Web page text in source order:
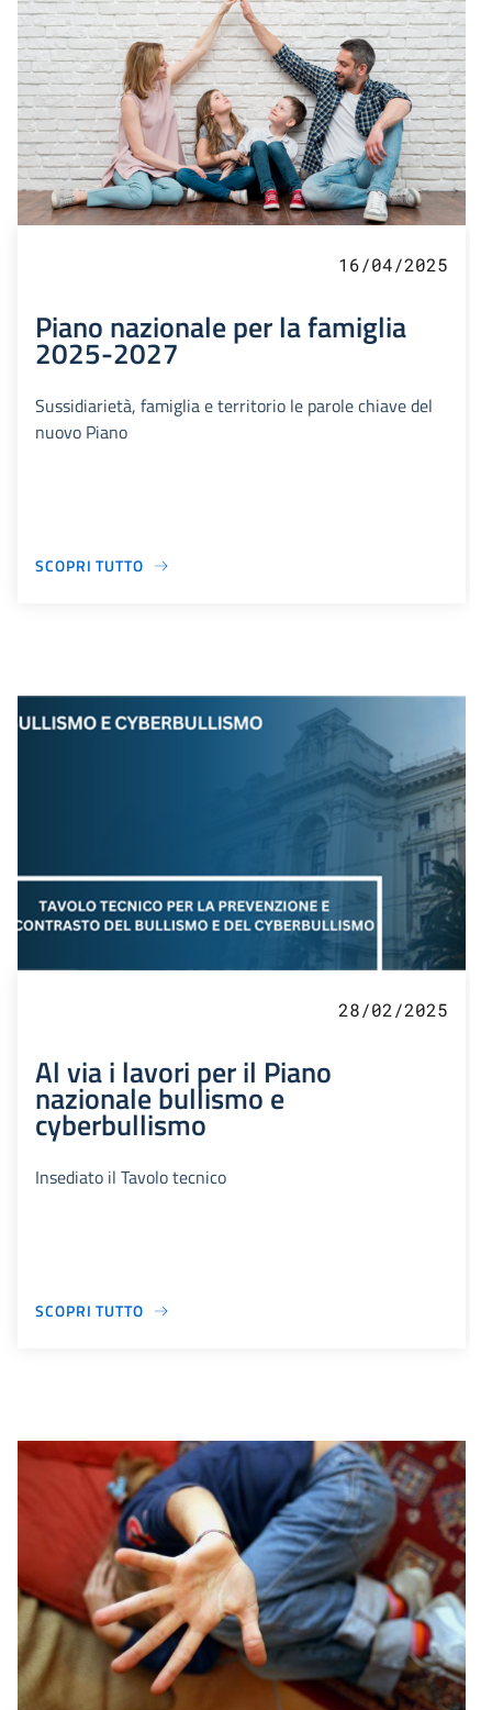
16/04/2025
Piano nazionale per la famiglia
2025-2027
Sussidiarietà, famiglia e territorio le parole chiave del
nuovo Piano
SCOPRI TUTTO
28/02/2025
Al via i lavori per il Piano
nazionale bullismo e
cyberbullismo
Insediato il Tavolo tecnico
SCOPRI TUTTO